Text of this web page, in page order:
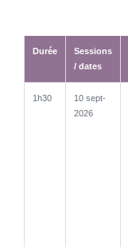
Durée
Sessions
/ dates
/ dates
1h30
10 sept-
2026